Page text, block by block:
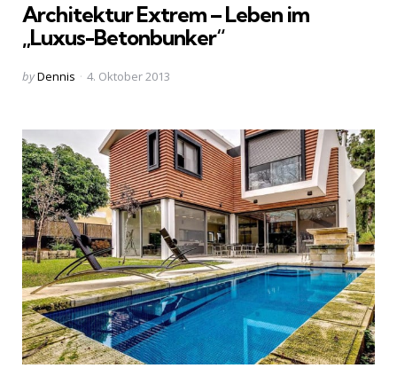
Architektur Extrem – Leben im
„Luxus-Betonbunker“
Posted
byDennis 4. Oktober 2013